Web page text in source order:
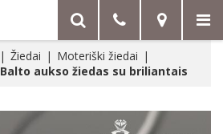
Žiedai
Moteriški žiedai
Balto aukso žiedas su briliantais